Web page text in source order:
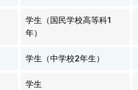
学生（国民学校高等科1
年）
学生（中学校2年生）
学生